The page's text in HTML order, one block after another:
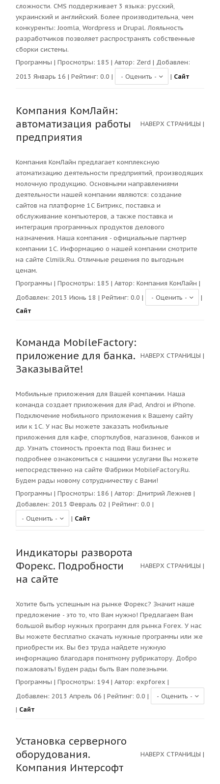
сложности. CMS поддерживает 3 языка: русский,
украинский и английский. Более производительна, чем
конкуренты: Joomla, Wordpress и Drupal. Лояльность
разработчиков позволяет распространять собственные
сборки системы.
Программы | Просмотры: 185 | Автор: Zerd | Добавлен:
2013 Январь 16 | Рейтинг: 0.0 | | Сайт
Компания КомЛайн:
автоматизация работы
предприятия
НАВЕРХ СТРАНИЦЫ |
Компания КомЛайн предлагает комплексную
атоматизацию деятельности предприятий, производящих
молочную продукцию. Основными направлениями
деятельности нашей компании являются: создание
сайтов на платформе 1С Битрикс, поставка и
обслуживание компьютеров, а также поставка и
интеграция программных продуктов делового
назначения. Наша компания - официальные партнер
компании 1С. Информацию о нашей компании смотрите
на сайте Clmilk.Ru. Отличные решения по выгодным
ценам.
Программы | Просмотры: 185 | Автор: Компания КомЛайн |
Добавлен: 2013 Июнь 18 | Рейтинг: 0.0 |
|
Сайт
Команда MobileFactory:
приложение для банка.
Заказывайте!
НАВЕРХ СТРАНИЦЫ |
Мобильные приложения для Вашей компании. Наша
команда создает приложения для iPad, Androi и iPhone.
Подключение мобильного приложения к Вашему сайту
или к 1С. У нас Вы можете заказать мобильные
приложения для кафе, спортклубов, магазинов, банков и
др. Узнать стоимость проекта под Ваш бизнес и
подробнее ознакомиться с нашими услугами Вы можете
непосредственно на сайте Фабрики MobileFactory.Ru.
Будем рады новому сотрудничеству с Вами!
Программы | Просмотры: 186 | Автор: Дмитрий Лежнев |
Добавлен: 2013 Февраль 02 | Рейтинг: 0.0 |
| Сайт
Индикаторы разворота
Форекс. Подробности
на сайте
НАВЕРХ СТРАНИЦЫ |
Хотите быть успешным на рынке Форекс? Значит наше
предложение - это то, что Вам нужно! Предлагаем Вам
большой выбор нужных программ для рынка Forex. У нас
Вы можете бесплатно скачать нужные программы или же
приобрести их. Вы без труда найдете нужную
информацию благодаря понятному рубрикатору. Добро
пожаловать! Будем рады быть Вам полезными.
Программы | Просмотры: 194 | Автор: expforex |
Добавлен: 2013 Апрель 06 | Рейтинг: 0.0 |
| Сайт
Установка серверного
оборудования.
Компания Интерсофт
НАВЕРХ СТРАНИЦЫ |